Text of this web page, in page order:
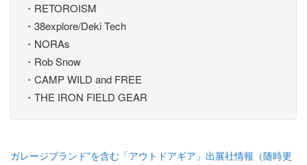
・RETOROISM
・38explore/Deki Tech
・NORAs
・Rob Snow
・CAMP WILD and FREE
・THE IRON FIELD GEAR
ガレージブランド”を含む「アウトドアギア」出展社情報（随時更